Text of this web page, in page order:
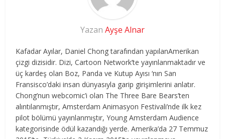
Yazan Ayşe Alnar
Kafadar Ayılar, Daniel Chong tarafından yapılanAmerikan
çizgi dizisidir. Dizi, Cartoon Network’te yayınlanmaktadır ve
üç kardeş olan Boz, Panda ve Kutup Ayısı ‘nın San
Fransisco’daki insan dünyasıyla garip girişimlerini anlatır.
Chong’nun webcomic’i olan The Three Bare Bears’ten
alıntılanmıştır, Amsterdam Animasyon Festivali’nde ilk kez
pilot bölümü yayınlanmıştır, Young Amsterdam Audience
kategorisinde ödül kazandığı yerde. Amerika’da 27 Temmuz